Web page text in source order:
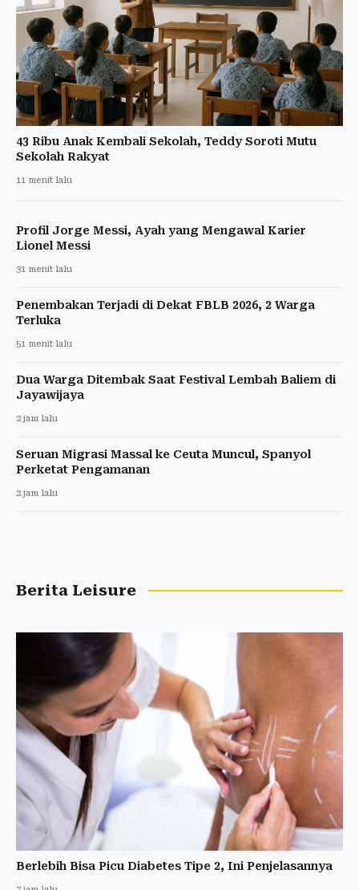
43 Ribu Anak Kembali Sekolah, Teddy Soroti Mutu
Sekolah Rakyat
11 menit lalu
Profil Jorge Messi, Ayah yang Mengawal Karier
Lionel Messi
31 menit lalu
Penembakan Terjadi di Dekat FBLB 2026, 2 Warga
Terluka
51 menit lalu
Dua Warga Ditembak Saat Festival Lembah Baliem di
Jayawijaya
2 jam lalu
Seruan Migrasi Massal ke Ceuta Muncul, Spanyol
Perketat Pengamanan
2 jam lalu
Berita Leisure
Berlebih Bisa Picu Diabetes Tipe 2, Ini Penjelasannya